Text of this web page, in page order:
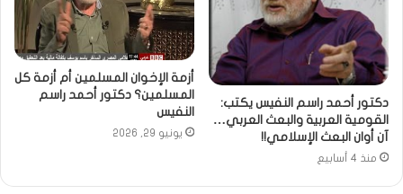
دكتور أحمد راسم النفيس يكتب:
القومية العربية والبعث العربي…
آن أوان البعث الإسلامي!!
منذ 4 أسابيع
أزمة الإخوان المسلمين أم أزمة كل
المسلمين؟ دكتور أحمد راسم
النفيس
يونيو 29, 2026